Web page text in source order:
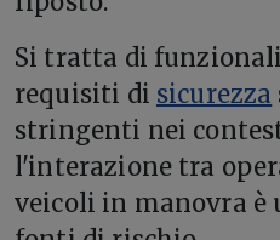
Si tratta di
requisiti di sicurezza
stringenti nei
l'interazione tra
veicoli in manovra è